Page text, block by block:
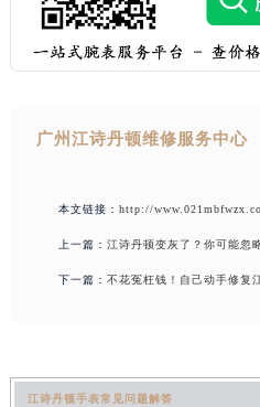
广州江诗丹顿维修服务中心
本文链接： http://
上一篇： 江诗丹顿变灰了？你可能忽
下一篇： 不花冤枉钱！自己动手修复
江诗丹顿手表常见问题解答